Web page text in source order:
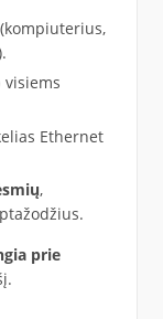
visiems
Ethernet
,
prie